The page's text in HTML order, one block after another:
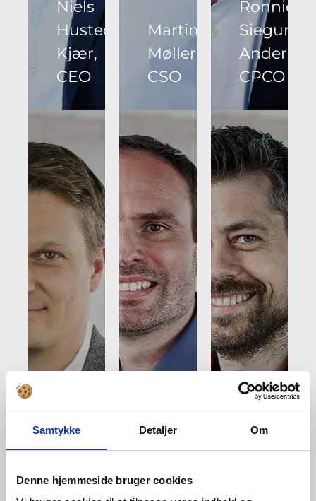
Samtykke Detaljer Om
Denne hjemmeside bruger cookies
Niels
Husted
Kjær,
CEO
Morten
Spanner
Christiansen,
Martin
Møller,
CSO
Allan
Ronnie
CPCO
Gert